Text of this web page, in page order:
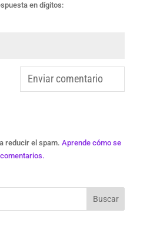
en dígitos:
reducir el spam. Aprende cómo se